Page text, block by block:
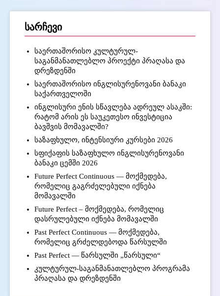
სარჩევი
საერთაშორისო კულტურულ-
საგანმანათლებლო პროექტი პრაღასა და
დრეზდენში
საერთაშორისო ინგლისურენოვანი ბანაკი
საქართველოში
ინგლისური ენის სწავლება ადრეულ ასაკში:
რატომ არის ეს საუკეთესო ინვესტიცია
ბავშვის მომავალში?
საზაფხულო, ინტენსიური კურსები 2026
სფიქაფის საზაფხულო ინგლისურენოვანი
ბანაკი ცემში 2026
Future Perfect Continuous — მოქმედება,
რომელიც გაგრძელებული იქნება
მომავალში
Future Perfect – მოქმედება, რომელიც
დასრულებული იქნება მომავალში
Past Perfect Continuous — მოქმედება,
რომელიც გრძელდებოდა წარსულში
Past Perfect — წარსულში „წარსული“
კულტურულ-საგანმანათლებლო პროგრამა
პრაღასა და დრეზდენში